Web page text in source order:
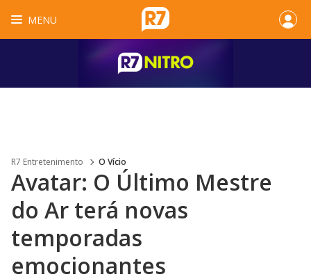
MENU
R7 Entretenimento O Vício
Avatar: O Último Mestre
do Ar terá novas
temporadas
emocionantes